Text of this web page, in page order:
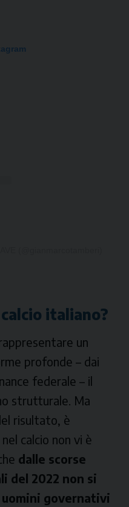
italiano?
un
profonde – dai
federale – il
strutturale. Ma
risultato, è
calcio non vi è
dalle scorse
del 2022 non si
governativi